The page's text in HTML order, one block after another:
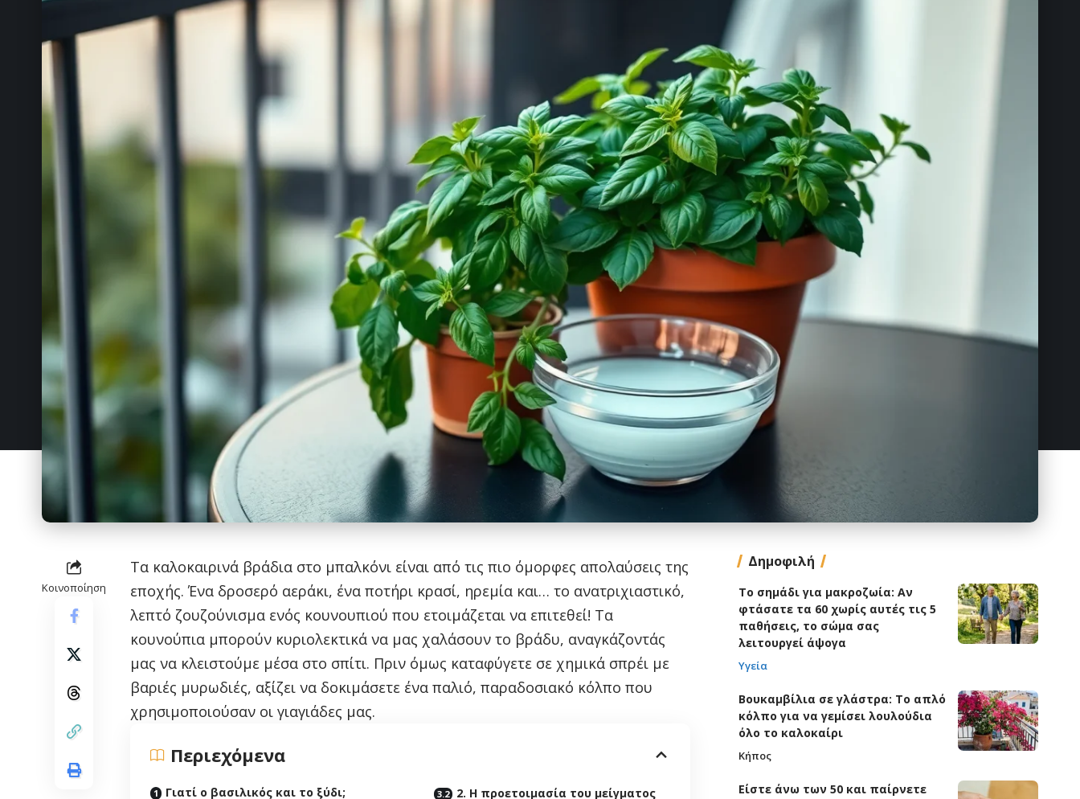
Κοινοποίηση
Τα καλοκαιρινά βράδια στο μπαλκόνι είναι από τις πιο όμορφες απολαύσεις της
εποχής. Ένα δροσερό αεράκι, ένα ποτήρι κρασί, ηρεμία και… το ανατριχιαστικό,
λεπτό ζουζούνισμα ενός κουνουπιού που ετοιμάζεται να επιτεθεί! Τα
κουνούπια μπορούν κυριολεκτικά να μας χαλάσουν το βράδυ, αναγκάζοντάς
μας να κλειστούμε μέσα στο σπίτι. Πριν όμως καταφύγετε σε χημικά σπρέι με
βαριές μυρωδιές, αξίζει να δοκιμάσετε ένα παλιό, παραδοσιακό κόλπο που
χρησιμοποιούσαν οι γιαγιάδες μας.
Περιεχόμενα
Γιατί ο βασιλικός και το ξύδι;
2. Η προετοιμασία του μείγματος
Δημοφιλή
Το σημάδι για μακροζωία: Αν
φτάσατε τα 60 χωρίς αυτές τις 5
παθήσεις, το σώμα σας
λειτουργεί άψογα
Υγεία
Βουκαμβίλια σε γλάστρα: Το απλό
κόλπο για να γεμίσει λουλούδια
όλο το καλοκαίρι
Κήπος
Είστε άνω των 50 και παίρνετε